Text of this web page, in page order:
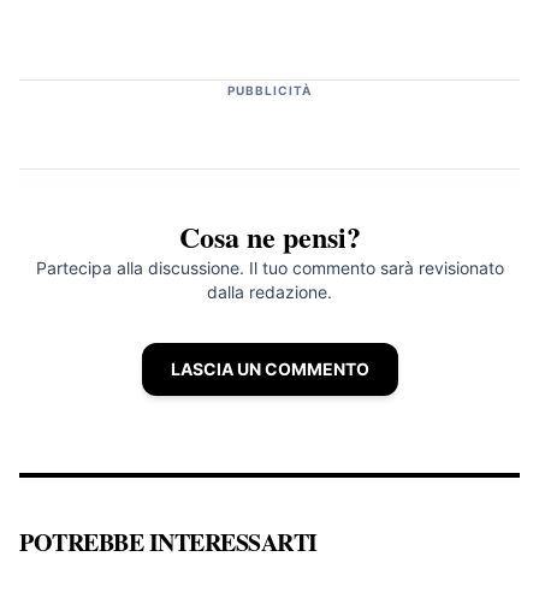
PUBBLICITÀ
Cosa ne pensi?
Partecipa alla discussione. Il tuo commento sarà revisionato
dalla redazione.
LASCIA UN COMMENTO
POTREBBE INTERESSARTI